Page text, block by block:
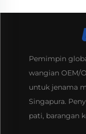
Pemimpin
wangian OEM/
untuk jenama
Singapura.
pati, barangan